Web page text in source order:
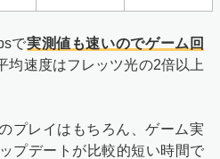
で実測値も速いのでゲーム回
均速度はフレッツ光の2倍以上
プレイはもちろん、ゲーム実
プデートが比較的短い時間で